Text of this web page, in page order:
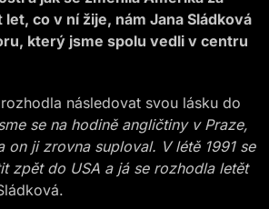
co v ní žije, nám Jana Sládková
který jsme spolu vedli v centru
následovat svou lásku do
se na hodině angličtiny v Praze,
on ji zrovna suploval. V létě 1991 se
zpět do USA a já se rozhodla letět